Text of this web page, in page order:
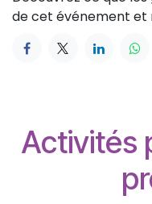
de cet événement et
Activités